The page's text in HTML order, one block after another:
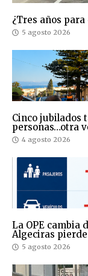
¿Tres años
5 agosto 2026
Cinco jubilados
personas…otra
4 agosto 2026
La OPE cambia
Algeciras
5 agosto 2026